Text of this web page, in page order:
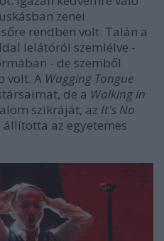
zenei
rendben volt. Talán a
lelátóról szemlélve -
- de szemből
volt. A Wagging Tongue
de a Walking in
szikráját, az It's No
az egyetemes